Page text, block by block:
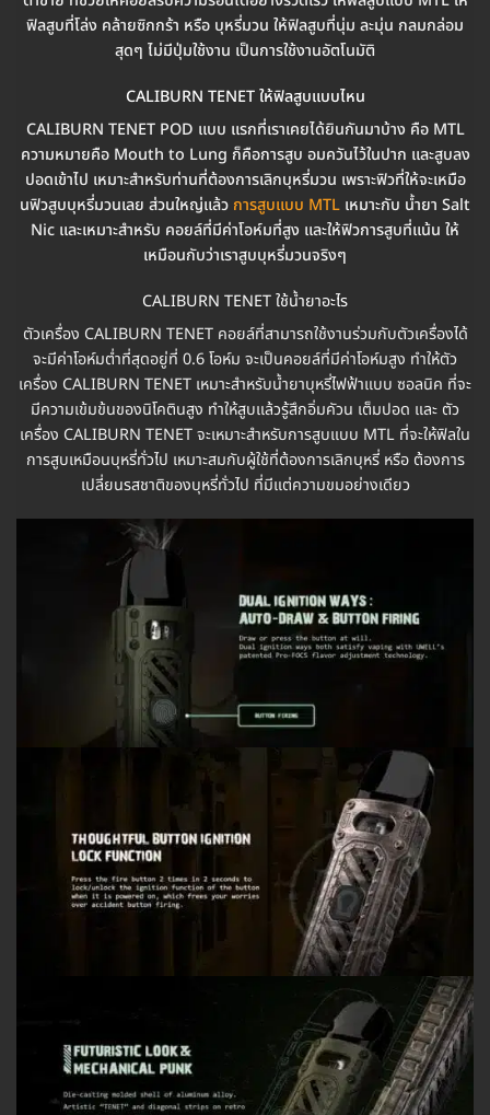
ฟิลสูบที่โล่ง คล้ายซิกกร้า หรือ บุหรี่มวน ให้ฟิลสูบที่นุ่ม ละมุ่น กลมกล่อม
สุดๆ ไม่มีปุ่มใช้งาน เป็นการใช้งานอัตโนมัติ
CALIBURN TENET ให้ฟิลสูบแบบไหน
CALIBURN TENET POD แบบ แรกที่เราเคยได้ยินกันมาบ้าง คือ MTL
ความหมายคือ Mouth to Lung ก็คือการสูบ อมควันไว้ในปาก และสูบลง
ปอดเข้าไป เหมาะสำหรับท่านที่ต้องการเลิกบุหรี่มวน เพราะฟิวที่ให้จะเหมือ
นฟิวสูบบุหรี่มวนเลย ส่วนใหญ่แล้ว การสูบแบบ MTL เหมาะกับ น้ำยา Salt
Nic และเหมาะสำหรับ คอยล์ที่มีค่าโอห์มที่สูง และให้ฟิวการสูบที่แน้น ให้
เหมือนกับว่าเราสูบบุหรี่มวนจริงๆ
CALIBURN TENET ใช้น้ำยาอะไร
ตัวเครื่อง CALIBURN TENET คอยล์ที่สามารถใช้งานร่วมกับตัวเครื่องได้
จะมีค่าโอห์มต่ำที่สุดอยู่ที่ 0.6 โอห์ม จะเป็นคอยล์ที่มีค่าโอห์มสูง ทำให้ตัว
เครื่อง CALIBURN TENET เหมาะสำหรับน้ำยาบุหรี่ไฟฟ้าแบบ ซอลนิค ที่จะ
มีความเข้มข้นของนิโคตินสูง ทำให้สูบแล้วรู้สึกอิ่มคัวน เต็มปอด และ ตัว
เครื่อง CALIBURN TENET จะเหมาะสำหรับการสูบแบบ MTL ที่จะให้ฟิลใน
การสูบเหมือนบุหรี่ทั่วไป เหมาะสมกับผู้ใช้ที่ต้องการเลิกบุหรี่ หรือ ต้องการ
เปลี่ยนรสชาติของบุหรี่ทั่วไป ที่มีแต่ความขมอย่างเดียว